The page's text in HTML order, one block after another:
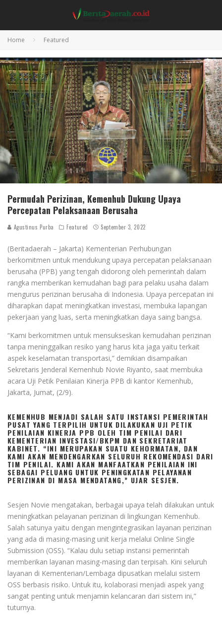
Home Featured
Permudah Perizinan, Kemenhub Dukung Upaya
Percepatan Pelaksanaan Berusaha
Agustinus Purba Featured September 3, 2022
(Beritadaerah – Jakarta) Kementerian Perhubungan
berkomitmen untuk mendukung upaya percepatan pelaksanaan
berusaha (PPB) yang tengah didorong oleh pemerintah dalam
rangka memberikan kemudahan bagi para pelaku usaha dalam
mengurus perizinan berusaha di Indonesia. Upaya percepatan ini
diharapkan dapat meningkatkan investasi, membuka lapangan
pekerjaan yang luas, serta meningkatkan daya saing bangsa.
“Kami berkomitmen untuk mensukseskan kemudahan perizinan
tanpa meninggalkan resiko yang harus kita jaga yaitu terkait
aspek keselamatan transportasi,” demikian disampaikan
Sekretaris Jenderal Kemenhub Novie Riyanto, saat membuka
acara Uji Petik Penilaian Kinerja PPB di kantor Kemenhub,
Jakarta, Jumat, (2/9).
KEMENHUB MENJADI SALAH SATU INSTANSI PEMERINTAH
PUSAT YANG TERPILIH UNTUK DILAKUKAN UJI PETIK
PENILAIAN KINERJA PPB OLEH TIM PENILAI DARI
KEMENTERIAN INVESTASI/BKPM DAN SEKRETARIAT
KABINET. “INI MERUPAKAN SUATU KEHORMATAN, DAN
KAMI AKAN MENDENGARKAN SELURUH REKOMENDASI DARI
TIM PENILAI. KAMI AKAN MANFAATKAN PENILAIAN INI
SEBAGAI PELUANG UNTUK PENINGKATAN PELAYANAN
PERIZINAN DI MASA MENDATANG,” UJAR SESJEN.
Sesjen Novie mengatakan, berbagai upaya telah dilakukan untuk
meningkatkan pelayanan perizinan di lingkungan Kemenhub.
Salah satunya yaitu dengan mengintegrasikan layanan perizinan
yang ada di masing-masing unit kerja melalui Online Single
Submission (OSS). “Kalau dulu setiap instansi pemerintah
memberikan layanan masing-masing dan terpisah. Kini seluruh
layanan di Kementerian/Lembaga dipusatkan melalui sistem
OSS berbasis risiko. Untuk itu, kolaborasi menjadi aspek yang
sangat penting untuk menjamin kelancaran dari sistem ini,”
tuturnya.